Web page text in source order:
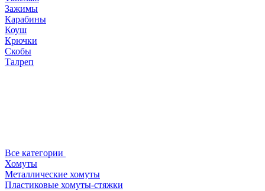
Зажимы
Карабины
Коуш
Крючки
Скобы
Талреп
Все категории
Хомуты
Металлические хомуты
Пластиковые хомуты-стяжки